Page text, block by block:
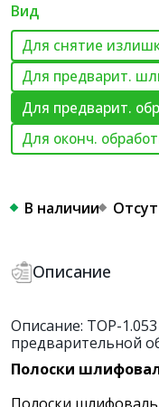
Вид
Для снятие
Для предварит.
Для предварит.
Для оконч.
В наличии
Описание
Описание: ТОР-
предварительной
Полоски